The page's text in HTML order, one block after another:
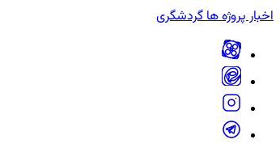
اخبارپروژه هاگردشگری